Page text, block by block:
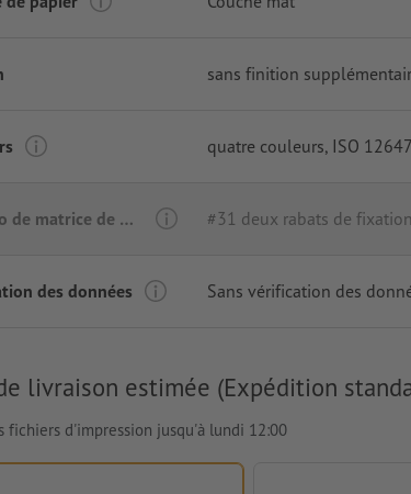
sans finition
quatre couleurs, ISO
Numéro de matrice de découpe #31 deux rabats de
des données Sans vérification des
livraison estimée (Expédition
fichiers d'impression jusqu'à lundi 12:00